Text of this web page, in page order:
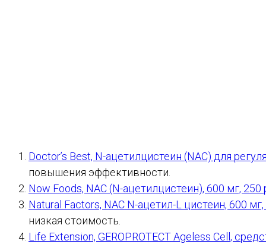
Doctor’s Best, N-ацетилцистеин (NAC) для
повышения эффективности.
Now Foods, NAC (N-ацетилцистеин), 600 мг,
Natural Factors, NAC N-ацетил-L цистеин, 600
низкая стоимость.
Life Extension, GEROPROTECT Ageless Cell,